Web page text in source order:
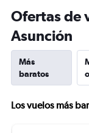
Ofertas de
Asunción
Más
baratos
Los vuelos más